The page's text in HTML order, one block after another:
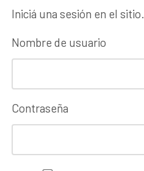
Iniciá una sesión en el sitio.
Nombre de usuario
Contraseña